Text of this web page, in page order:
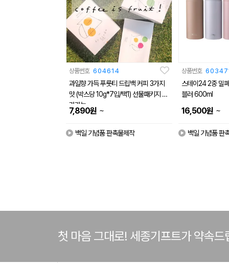
상품번호 604614
과일향 가득 푸룻티 드립백 커피 3가지
맛 (박스당 10g*7입/택1) 선물패키지 추
가가능
7,890원 ~
백일 기념품 판촉물제작
상품번호
스테이24 2중 밀
블러 600ml
16,500원 ~
백일 기념품 판
첫 마음 그대로! 세종기프트가 약속드